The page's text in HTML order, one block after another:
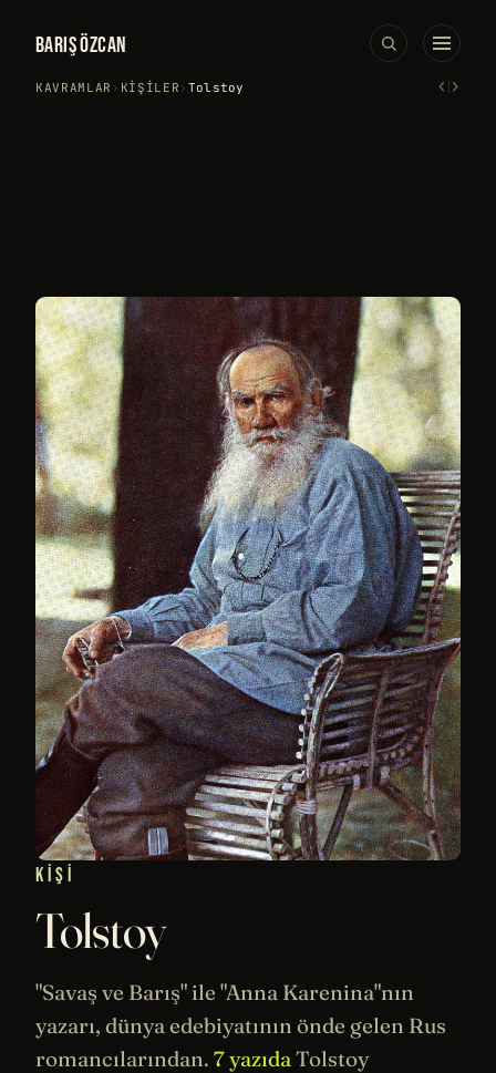
BARIŞ ÖZCAN
KAVRAMLAR › KIŞILER › Tolstoy ‹›
KIŞI
Tolstoy
"Savaş ve Barış" ile "Anna Karenina"nın
yazarı, dünya edebiyatının önde gelen Rus
romancılarından. 7 yazıda Tolstoy